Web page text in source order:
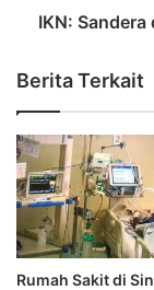
IKN:
Berita Terkait
Rumah Sakit di